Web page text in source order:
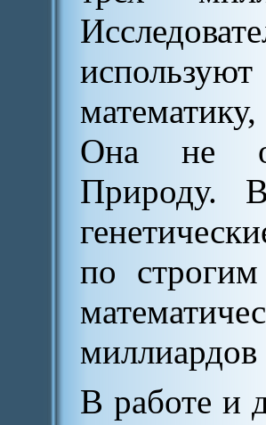
Она не
Природу.
по
миллиардов
В работе и